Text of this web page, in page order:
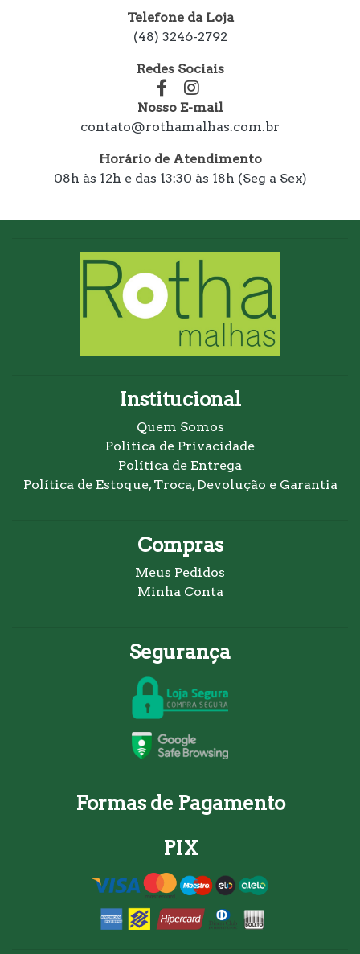
Telefone da Loja
(48) 3246-2792
Redes Sociais
Nosso E-mail
contato@rothamalhas.com.br
Horário de Atendimento
08h às 12h e das 13:30 às 18h (Seg a Sex)
Institucional
Quem Somos
Política de Privacidade
Política de Entrega
Política de Estoque, Troca, Devolução e Garantia
Compras
Meus Pedidos
Minha Conta
Segurança
Formas de Pagamento
PIX